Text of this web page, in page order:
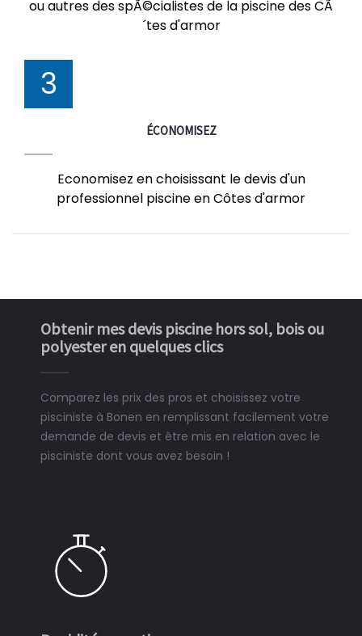
ou autres des spÃ©cialistes de la piscine des CÃ
´tes d'armor
3
ÉCONOMISEZ
Economisez en choisissant le devis d'un
professionnel piscine en Côtes d'armor
Obtenir mes devis piscine hors sol, bois ou
polyester en quelques clics
Comparez les prix des pros et choisissez votre
pisciniste à Bonen en remplissant facilement votre
demande de devis et être mis en relation avec le
pisciniste dont vous avez besoin !